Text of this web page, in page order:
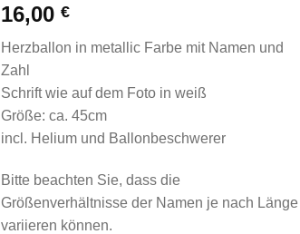
16,00 €
Herzballon in metallic Farbe mit Namen und
Zahl
Schrift wie auf dem Foto in weiß
Größe: ca. 45cm
incl. Helium und Ballonbeschwerer
Bitte beachten Sie, dass die
Größenverhältnisse der Namen je nach Länge
variieren können.